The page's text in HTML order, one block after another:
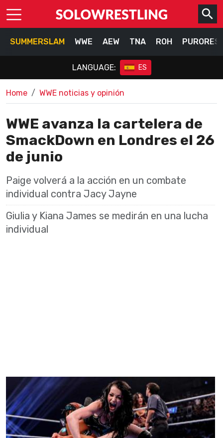
SUMMERSLAM WWE AEW TNA ROH
LANGUAGE: ES
Home WWE noticias y opinión
WWE avanza la cartelera de
SmackDown en Londres el 26
de junio
Paige volverá a la acción en un combate
individual contra Jacy Jayne
Giulia y Kiana James se medirán en una lucha
individual